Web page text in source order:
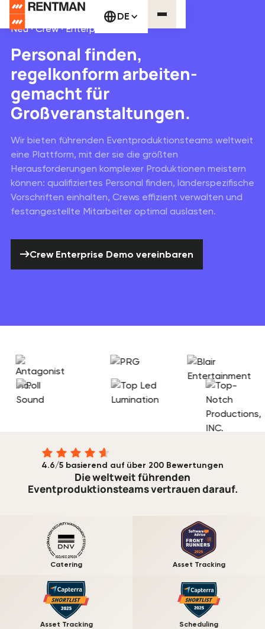
DE
Neu · Crew · Enterprise
Personal finden,
regelkonform arbeiten-
gemacht für
Großveranstaltungen.
Wir bieten führenden Eventproduktionsteams weltweit
eine Plattform, mit der sie die größten
Herausforderungen komplexer Produktionen meistern
können: qualifiziertes Personal finden, länderspezifische
Vorschriften einhalten, Crews effizient verwalten und
festangestellte Mitarbeiter optimal auslasten.
Crew Enterprise Demo vereinbaren
4.6/5 basierend auf über 200 Bewertungen
Die weltweit führenden
Eventproduktionsteams vertrauen darauf.
Catering Asset Tracking
Asset Tracking Scheduling